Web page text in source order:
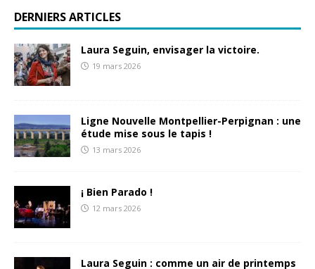
DERNIERS ARTICLES
Laura Seguin, envisager la victoire.
19 mars 2026
Ligne Nouvelle Montpellier-Perpignan : une
étude mise sous le tapis !
13 mars 2026
¡ Bien Parado !
12 mars 2026
Laura Seguin : comme un air de printemps